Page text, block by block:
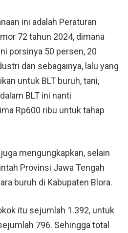
ini adalah Peraturan
72 tahun 2024, dimana
porsinya 50 persen, 20
dan sebagainya, lalu yang
untuk BLT buruh, tani,
BLT ini nanti
Rp600 ribu untuk tahap
mengungkapkan, selain
Provinsi Jawa Tengah
buruh di Kabupaten Blora.
itu sejumlah 1.392, untuk
796. Sehingga total